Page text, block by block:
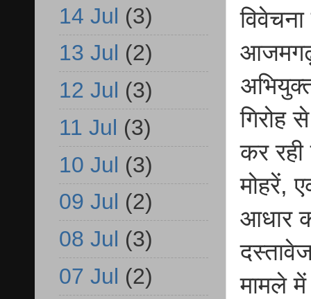
गिरोह
कर
मोहरें,
आधार
मामले
14 Jul (3)
13 Jul (2)
12 Jul (3)
11 Jul (3)
10 Jul (3)
09 Jul (2)
08 Jul (3)
07 Jul (2)